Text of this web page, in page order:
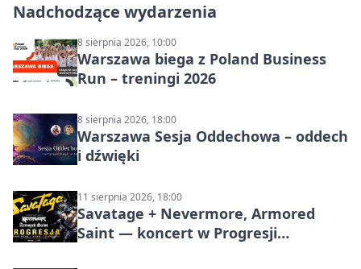
Nadchodzące wydarzenia
8 sierpnia 2026, 10:00
Warszawa biega z Poland Business
Run – treningi 2026
8 sierpnia 2026, 18:00
Warszawa Sesja Oddechowa – oddech
i dźwięki
11 sierpnia 2026, 18:00
Savatage + Nevermore, Armored
Saint — koncert w Progresji